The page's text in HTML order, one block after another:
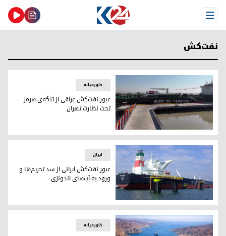
Open Menu
نفت‌کش
عبور نفت‌کش عراقی از تنگه‌ی هرمز تحت نظارت تهران
خاورمیانه
عبور نفت‌کش عراقی از تنگه‌ی هرمز
تحت نظارت تهران
عبور نفت‌کش ایرانی از سد تحریم‌ها و ورود به آب‌های اندونزی
ایران
عبور نفت‌کش ایرانی از سد تحریم‌ها و
ورود به آب‌های اندونزی
خاورمیانه